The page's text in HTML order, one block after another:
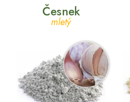
Česnek
mletý